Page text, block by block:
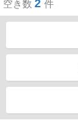
空き数 2 件